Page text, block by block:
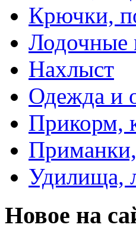
Крючки,
Лодочные
Нахлыст
Одежда и
Прикорм,
Удилища,
Новое на